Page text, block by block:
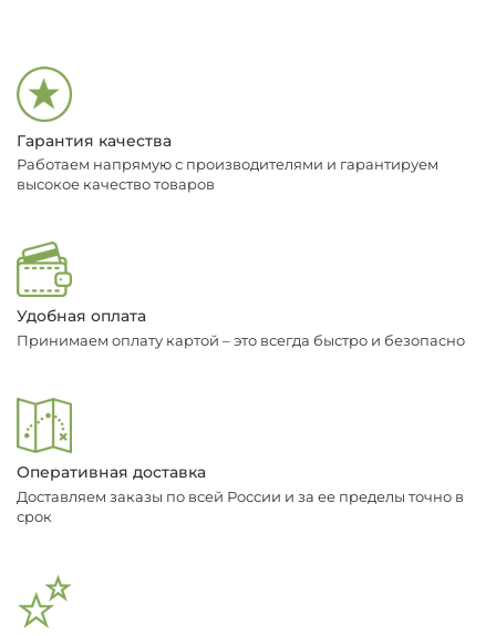
Гарантия качества
Работаем напрямую с производителями и гарантируем
высокое качество товаров
Удобная оплата
Принимаем оплату картой – это всегда быстро и безопасно
Оперативная доставка
Доставляем заказы по всей России и за ее пределы точно в
срок